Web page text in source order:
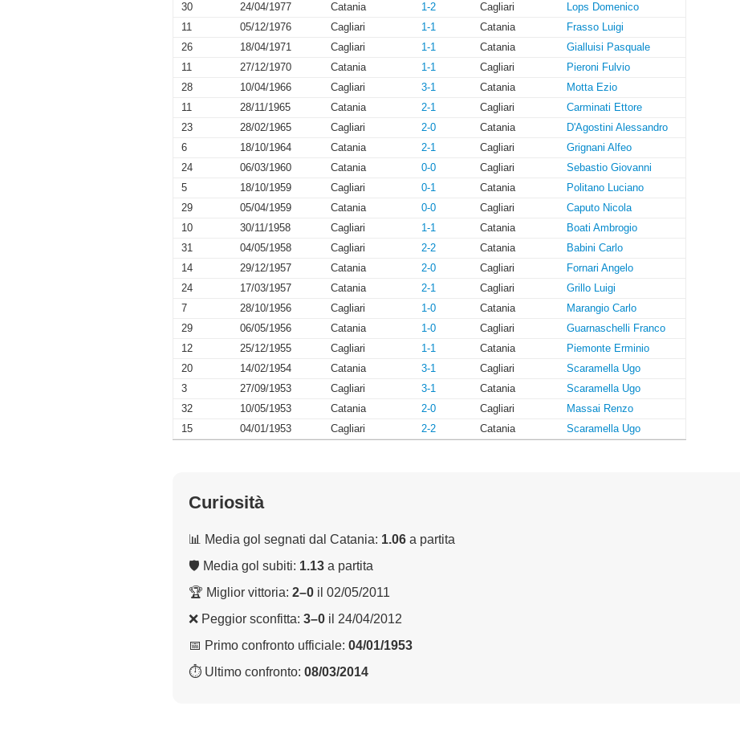
30
24/04/1977 Catania 1-2 Cagliari
Lops Domenico
11
05/12/1976 Cagliari 1-1 Catania
Frasso Luigi
26
18/04/1971 Cagliari 1-1 Catania
Gialluisi Pasquale
11
27/12/1970 Catania 1-1 Cagliari
Pieroni Fulvio
28
10/04/1966 Cagliari 3-1 Catania
Motta Ezio
11
28/11/1965 Catania 2-1 Cagliari
Carminati Ettore
23
28/02/1965 Cagliari 2-0 Catania
D'Agostini Alessandro
6
18/10/1964 Catania 2-1 Cagliari
Grignani Alfeo
24
06/03/1960 Catania 0-0 Cagliari
Sebastio Giovanni
5
18/10/1959 Cagliari 0-1 Catania
Politano Luciano
29
05/04/1959 Catania 0-0 Cagliari
Caputo Nicola
10
30/11/1958 Cagliari 1-1 Catania
Boati Ambrogio
31
04/05/1958 Cagliari 2-2 Catania
Babini Carlo
14
29/12/1957 Catania 2-0 Cagliari
Fornari Angelo
24
17/03/1957 Catania 2-1 Cagliari
Grillo Luigi
7
28/10/1956 Cagliari 1-0 Catania
Marangio Carlo
29
06/05/1956 Catania 1-0 Cagliari
Guarnaschelli Franco
12
25/12/1955 Cagliari 1-1 Catania
Piemonte Erminio
20
14/02/1954 Catania 3-1 Cagliari
Scaramella Ugo
3
27/09/1953 Cagliari 3-1 Catania
Scaramella Ugo
32
10/05/1953 Catania 2-0 Cagliari
Massai Renzo
15
04/01/1953 Cagliari 2-2 Catania Scaramella Ugo
Curiosità
📊 Media gol segnati dal Catania: 1.06 a partita
🛡 Media gol subiti: 1.13 a partita
🏆 Miglior vittoria: 2–0 il 02/05/2011
❌ Peggior sconfitta: 3–0 il 24/04/2012
📅 Primo confronto ufficiale: 04/01/1953
⏱ Ultimo confronto: 08/03/2014